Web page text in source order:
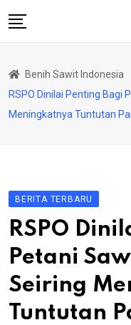
to
Berita Terkini
Rubrik
Benih Sawit Indonesia
RSPO Dinilai Penting Bagi
Meningkatnya Tuntutan
BERITA TERBARU
RSPO
Petani
Seiring
Tuntutan